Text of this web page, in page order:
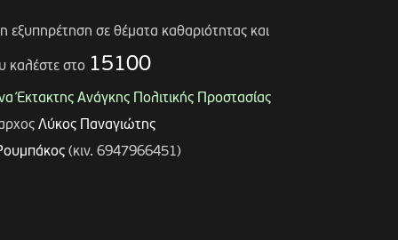
εξυπηρέτηση σε θέματα καθαριότητας και
καλέστε στο 15100
Έκτακτης Ανάγκης Πολιτικής Προστασίας
Λύκος Παναγιώτης
(κιν. 6947966451)